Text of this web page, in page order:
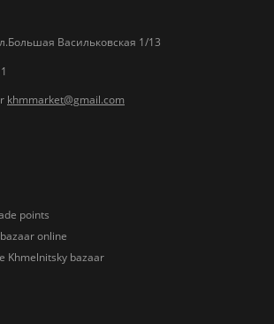
Васильковская 1/13
khmmarket@gmail.com
points
online
Khmelnitsky bazaar